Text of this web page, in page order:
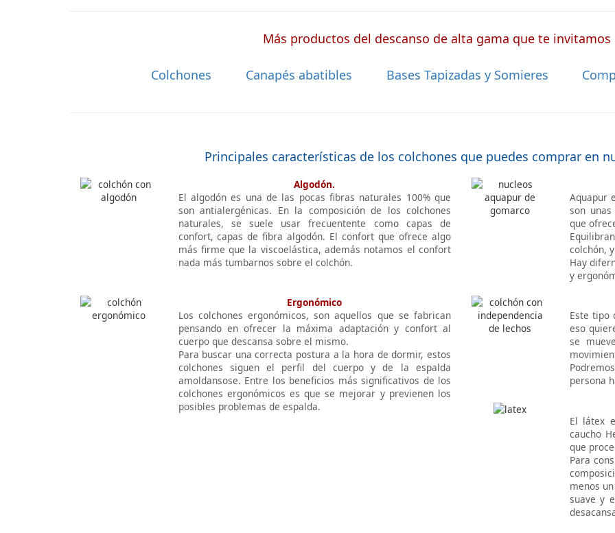
Más productos del descanso de alta gama que te invitamos
Colchones Canapés abatibles Bases Tapizadas y Somieres
Principales características de los colchones que puedes comprar en
Algodón.
El algodón es una de las pocas fibras naturales 100% que
son antialergénicas. En la composición de los colchones
naturales, se suele usar frecuentente como capas de
confort, capas de fibra algodón. El confort que ofrece algo
más firme que la viscoelástica, además notamos el confort
nada más tumbarnos sobre el colchón.
Aquapur
son
que
colchón,
Hay
y
Ergonómico
Los colchones ergonómicos, son aquellos que se fabrican
pensando en ofrecer la máxima adaptación y confort al
cuerpo que descansa sobre el mismo.
Para buscar una correcta postura a la hora de dormir, estos
colchones siguen el perfil del cuerpo y de la espalda
amoldansose. Entre los beneficios más significativos de los
colchones ergonómicos es que se mejorar y previenen los
posibles problemas de espalda.
Este tipo
eso
se
persona
El látex
caucho
que
Para
menos
suave y